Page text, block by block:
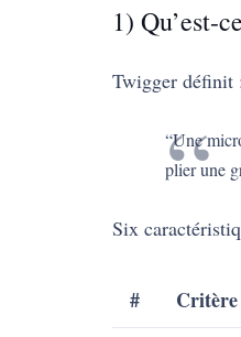
1) Qu’est-
Twigger définit
“Une
plier une
Six
# Critère